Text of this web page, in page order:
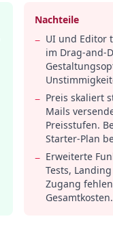
Nachteile
− UI und Editor
im Drag-and-
− Preis skaliert
Mails
Preisstufen.
Starter-Plan
− Erweiterte
Tests,
Zugang
Gesamtkosten.